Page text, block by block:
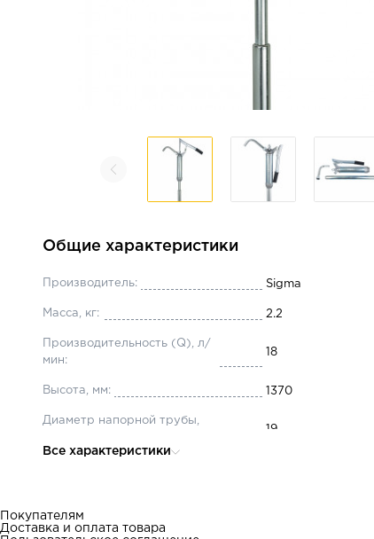
Общие характеристики
Производитель: Sigma
Масса, кг: 2.2
Производительность (Q), л/
мин:
18
Высота, мм: 1370
Диаметр напорной трубы,
19
Все характеристики
Покупателям
Доставка и оплата товара